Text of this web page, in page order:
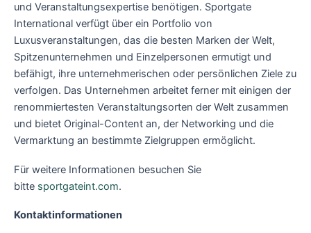
und Veranstaltungsexpertise benötigen. Sportgate
International verfügt über ein Portfolio von
Luxusveranstaltungen, das die besten Marken der Welt,
Spitzenunternehmen und Einzelpersonen ermutigt und
befähigt, ihre unternehmerischen oder persönlichen Ziele zu
verfolgen. Das Unternehmen arbeitet ferner mit einigen der
renommiertesten Veranstaltungsorten der Welt zusammen
und bietet Original-Content an, der Networking und die
Vermarktung an bestimmte Zielgruppen ermöglicht.
Für weitere Informationen besuchen Sie
bitte sportgateint.com.
Kontaktinformationen